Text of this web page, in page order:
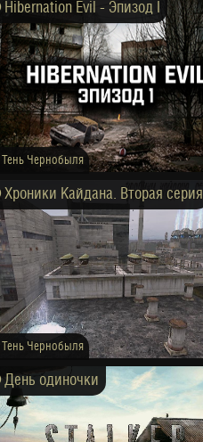
Hibernation Evil - Эпизод I
Тень Чернобыля
Хроники Кайдана. Вторая серия
Тень Чернобыля
День одиночки